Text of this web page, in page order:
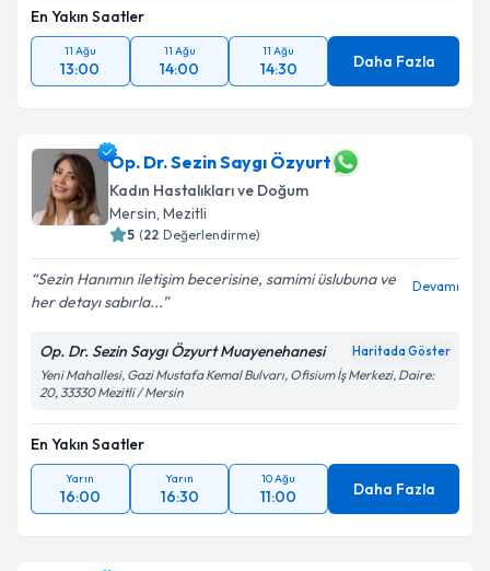
En Yakın Saatler
11 Ağu
13:00
11 Ağu
14:00
11 Ağu
14:30 Daha Fazla
Op. Dr. Sezin Saygı Özyurt
Kadın Hastalıkları ve Doğum
Mersin, Mezitli
5 (22 Değerlendirme)
Sezin Hanımın iletişim becerisine, samimi üslubuna ve
her detayı sabırla...
Devamı
Op. Dr. Sezin Saygı Özyurt Muayenehanesi Haritada Göster
Yeni Mahallesi, Gazi Mustafa Kemal Bulvarı, Ofisium İş Merkezi, Daire:
20, 33330 Mezitli / Mersin
En Yakın Saatler
Yarın
16:00
Yarın
16:30
10 Ağu
11:00 Daha Fazla